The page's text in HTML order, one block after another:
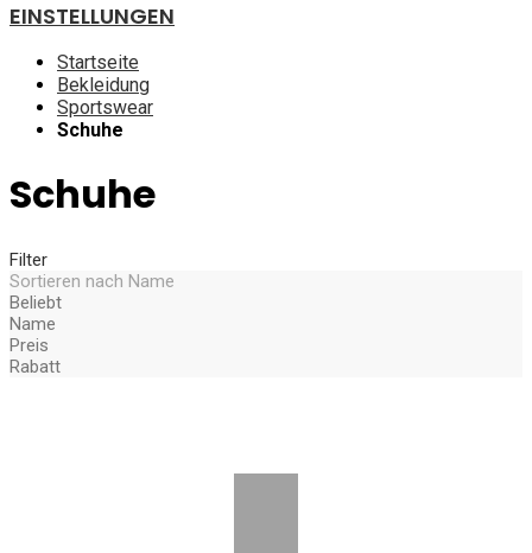
EINSTELLUNGEN
Startseite
Bekleidung
Sportswear
Schuhe
Schuhe
Filter
Sortieren nach Name
Beliebt
Name
Preis
Rabatt